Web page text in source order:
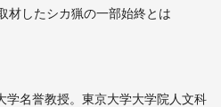
材したシカ猟の一部始終とは
学名誉教授。東京大学大学院人文科